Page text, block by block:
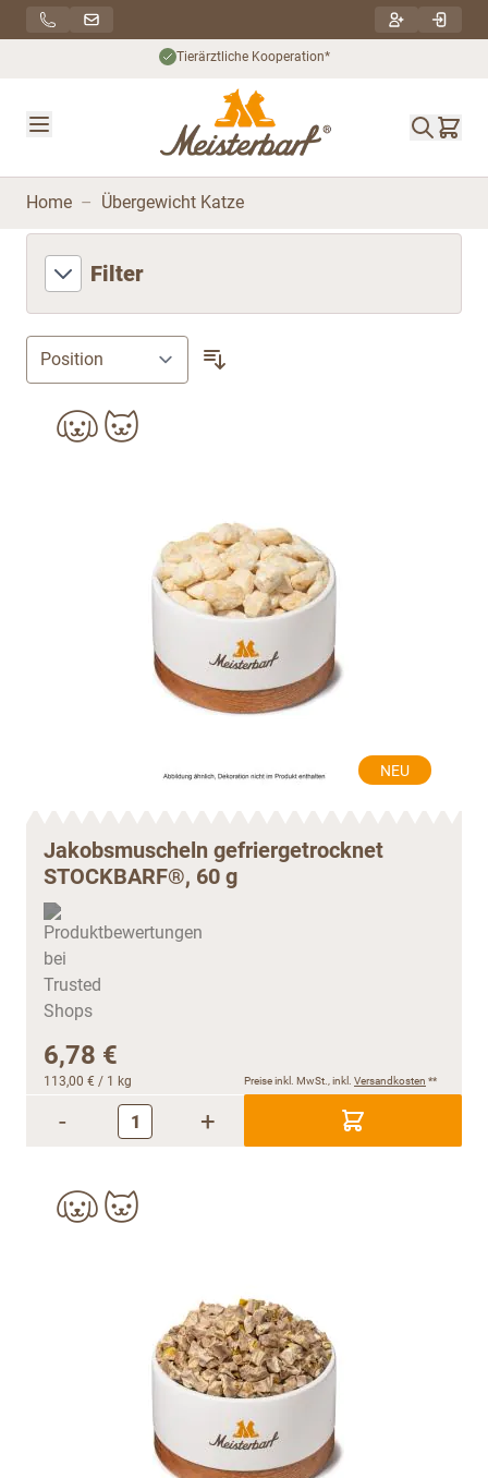
Direkt zum Inhalt
Tierärztliche Kooperation*
Home – Übergewicht Katze
Filter
NEU
Jakobsmuscheln gefriergetrocknet
STOCKBARF®, 60 g
6,78 €
113,00 € / 1 kg Preise inkl. MwSt., inkl. Versandkosten **
- +